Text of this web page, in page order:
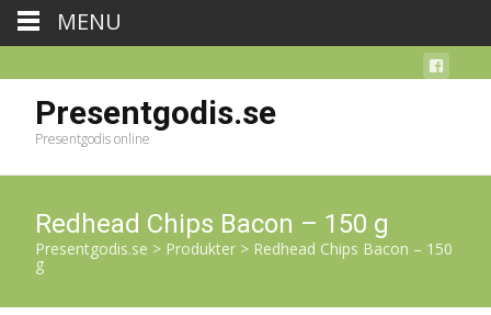
Presentgodis.se
Presentgodis online
Redhead Chips Bacon – 150 g
Presentgodis.se > Produkter > Redhead Chips Bacon – 150
g
MENU